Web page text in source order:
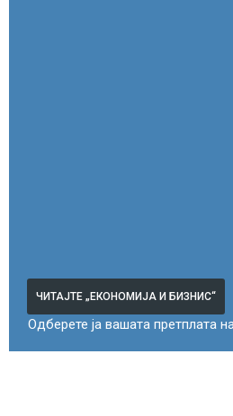
ЧИТАЈТЕ „ЕКОНОМИЈА И БИЗНИС“
Одберете ја вашата претплата